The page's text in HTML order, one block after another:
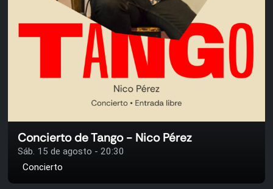
Concierto de Tango - Nico Pérez
Sáb. 15 de agosto - 20:30
Concierto